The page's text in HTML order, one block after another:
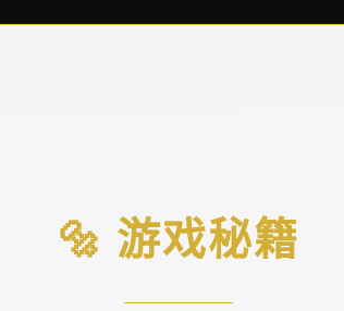
🔩 游戏秘籍